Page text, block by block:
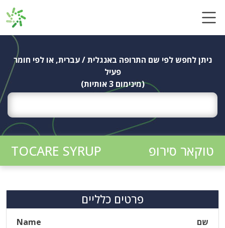
ניתן לחפש לפי שם התרופה באנגלית / עברית, או לפי חומר
פעיל
(מינימום 3 אותיות)
טוקאר סירופ TOCARE SYRUP
פרטים כלליים
שם
Name